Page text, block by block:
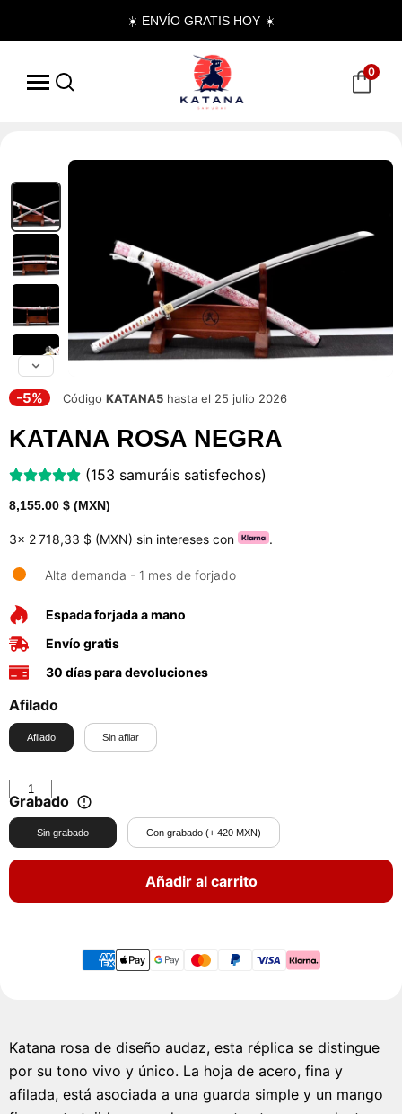
☀️ ENVÍO GRATIS HOY ☀️
0
-5% Código KATANA5 hasta el 25 julio 2026
KATANA ROSA NEGRA
(153 samuráis satisfechos)
8,155.00 $ (MXN)
3x 2 718,33 $ (MXN) sin intereses con .
Alta demanda - 1 mes de forjado
Espada forjada a mano
Envío gratis
30 días para devoluciones
Afilado
Afilado Sin afilar
Grabado
Sin grabado Con grabado (+ 420 MXN)
Añadir al carrito
Katana rosa de diseño audaz, esta réplica se distingue
por su tono vivo y único. La hoja de acero, fina y
afilada, está asociada a una guarda simple y un mango